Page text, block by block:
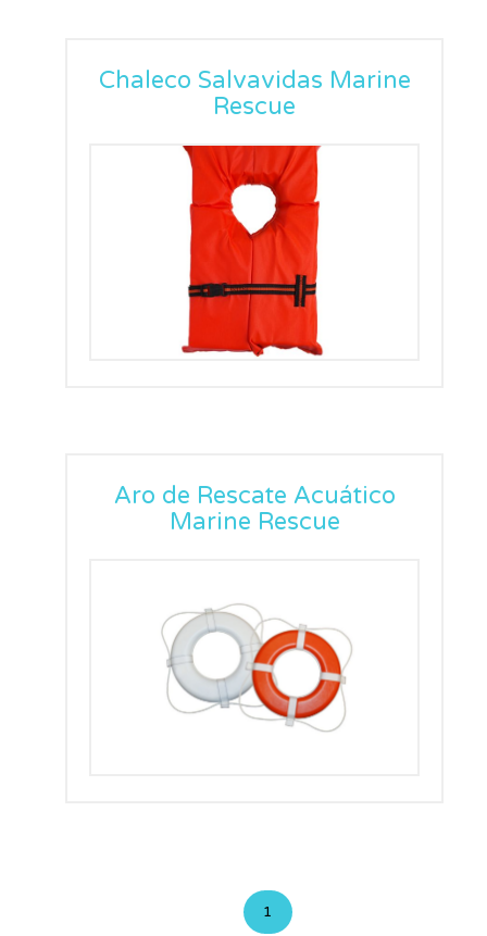
Chaleco Salvavidas Marine
Rescue
Aro de Rescate Acuático
Marine Rescue
1